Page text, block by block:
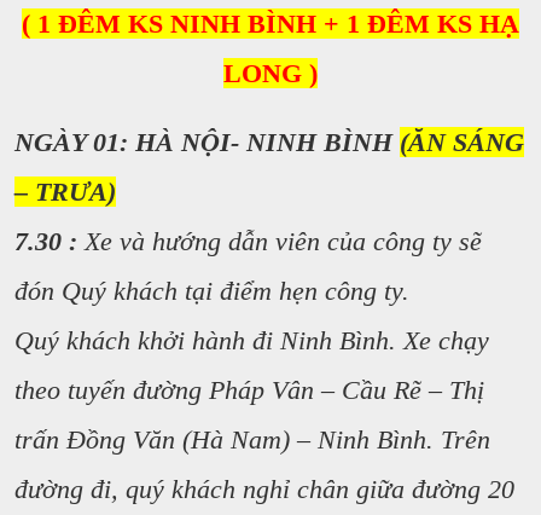
( 1 ĐÊM KS NINH BÌNH + 1 ĐÊM KS HẠ
LONG )
NGÀY 01: HÀ NỘI- NINH BÌNH (ĂN SÁNG
– TRƯA)
7.30 : Xe và hướng dẫn viên của công ty sẽ
đón Quý khách tại điểm hẹn công ty.
Quý khách khởi hành đi Ninh Bình. Xe chạy
theo tuyến đường Pháp Vân – Cầu Rẽ – Thị
trấn Đồng Văn (Hà Nam) – Ninh Bình. Trên
đường đi, quý khách nghỉ chân giữa đường 20